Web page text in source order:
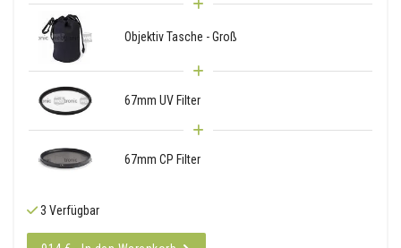
Objektiv Tasche - Groß
67mm UV Filter
67mm CP Filter
3 Verfügbar